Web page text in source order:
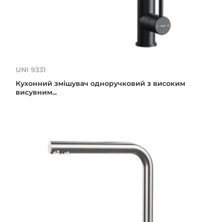
UNI 9331
Кухонний змішувач одноручковий з високим
висувним...